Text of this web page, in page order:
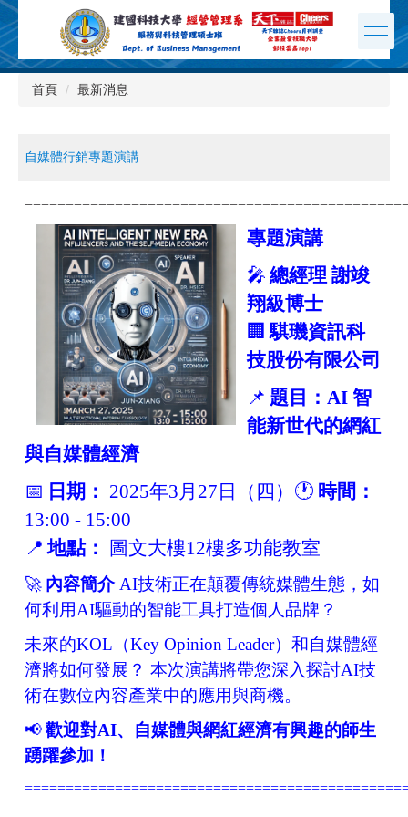
跳
到
主
要
首頁 最新消息
自媒體行銷專題演講
專題演講
🎤 總經理 謝竣
翔級博士
🏢 騏璣資訊科
技股份有限公司
📌 題目：AI 智
能新世代的網紅
與自媒體經濟
📅 日期： 2025年3月27日（四） 🕐 時間：
13:00 - 15:00
📍 地點： 圖文大樓12樓多功能教室
🚀 內容簡介AI技術正在顛覆傳統媒體生態，如
何利用AI驅動的智能工具打造個人品牌？
未來的KOL（Key Opinion Leader）和自媒體經
濟將如何發展？ 本次演講將帶您深入探討AI技
術在數位內容產業中的應用與商機。
📢歡迎對AI、自媒體與網紅經濟有興趣的師生
踴躍參加！